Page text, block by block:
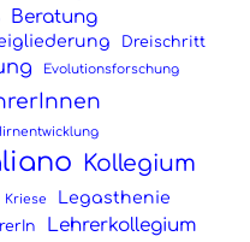
Beratung
Dreischritt
Evolutionsforschung
Kollegium
Kriese Legasthenie
Lehrerkollegium